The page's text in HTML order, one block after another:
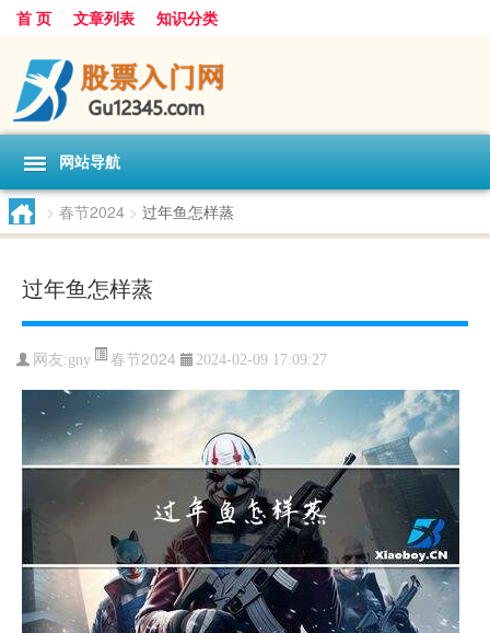
首 页 文章列表 知识分类
网站导航
> 春节2024 > 过年鱼怎样蒸
过年鱼怎样蒸
网友:gny 春节2024 2024-02-09 17:09:27